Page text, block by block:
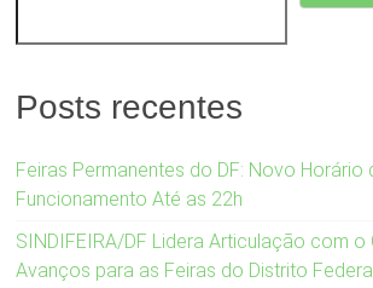
Posts recentes
Feiras Permanentes do DF: Novo Horário
Funcionamento Até as 22h
SINDIFEIRA/DF Lidera Articulação com o
Avanços para as Feiras do Distrito